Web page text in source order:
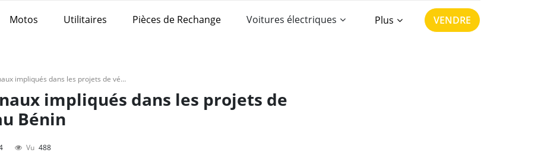
Motos Utilitaires Pièces de Rechange Voitures électriques Plus VENDRE
Partenaires internationaux impliqués dans les projets de véhicules électriques au Bénin
impliqués dans les projets de
Bénin
Vu 488